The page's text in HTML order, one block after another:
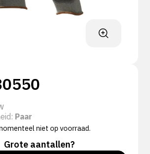
Paar
niet op voorraad.
Grote aantallen?